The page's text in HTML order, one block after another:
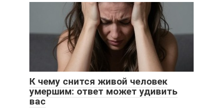
К чему снится живой человек
умершим: ответ может удивить
вас